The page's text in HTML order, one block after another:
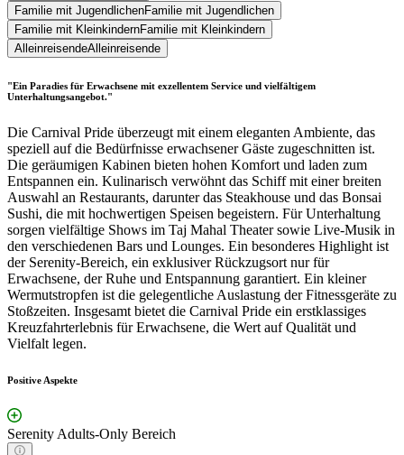
Familie mit JugendlichenFamilie mit Jugendlichen
Familie mit KleinkindernFamilie mit Kleinkindern
AlleinreisendeAlleinreisende
"Ein Paradies für Erwachsene mit exzellentem Service und vielfältigem
Unterhaltungsangebot."
Die Carnival Pride überzeugt mit einem eleganten Ambiente, das
speziell auf die Bedürfnisse erwachsener Gäste zugeschnitten ist.
Die geräumigen Kabinen bieten hohen Komfort und laden zum
Entspannen ein. Kulinarisch verwöhnt das Schiff mit einer breiten
Auswahl an Restaurants, darunter das Steakhouse und das Bonsai
Sushi, die mit hochwertigen Speisen begeistern. Für Unterhaltung
sorgen vielfältige Shows im Taj Mahal Theater sowie Live-Musik in
den verschiedenen Bars und Lounges. Ein besonderes Highlight ist
der Serenity-Bereich, ein exklusiver Rückzugsort nur für
Erwachsene, der Ruhe und Entspannung garantiert. Ein kleiner
Wermutstropfen ist die gelegentliche Auslastung der Fitnessgeräte zu
Stoßzeiten. Insgesamt bietet die Carnival Pride ein erstklassiges
Kreuzfahrterlebnis für Erwachsene, die Wert auf Qualität und
Vielfalt legen.
Positive Aspekte
Serenity Adults-Only Bereich